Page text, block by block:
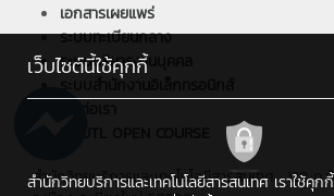
เอกสารเผยแพร่
ระบบทะเบียนกลาง
ระบบบริหารงานบุคคล
ระบบสำนักงานอิเล็กทรอนิกส์
สำนักวิทยบริการและเทคโนโลยีสารสนเทศ : 128 ถ.
เว็บไซต์นี้ใช้คุกกี้
สำนักวิทยบริการและเทคโนโลยีสารสนเทศ เราใช้คุก